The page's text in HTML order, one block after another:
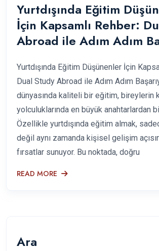
Yurtdışında Eğitim
İçin Kapsamlı Rehber:
Abroad ile Adım Adım
Yurtdışında Eğitim Düşünenler İçin
Dual Study Abroad ile Adım Adım
dünyasında kaliteli bir eğitim, bireylerin
yolculuklarında en büyük anahtarlardan
Özellikle yurtdışında eğitim almak,
değil aynı zamanda kişisel gelişim
fırsatlar sunuyor. Bu noktada, doğru
READ MORE
Ara